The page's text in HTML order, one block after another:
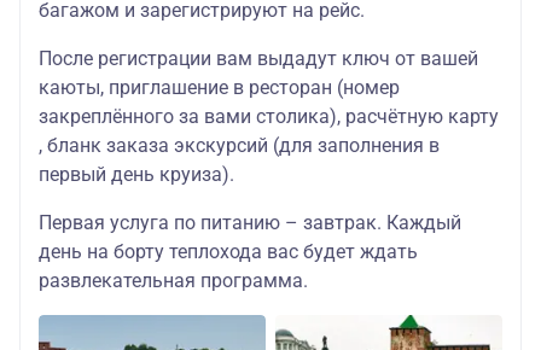
багажом и зарегистрируют на рейс.
После регистрации вам выдадут ключ от вашей
каюты, приглашение в ресторан (номер
закреплённого за вами столика), расчётную карту
, бланк заказа экскурсий (для заполнения в
первый день круиза).
Первая услуга по питанию – завтрак. Каждый
день на борту теплохода вас будет ждать
развлекательная программа.